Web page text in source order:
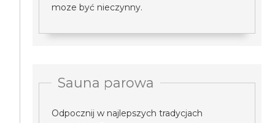
moze być nieczynny.
Sauna parowa
Odpocznij w najlepszych tradycjach